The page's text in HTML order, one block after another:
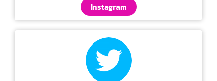
Instagram